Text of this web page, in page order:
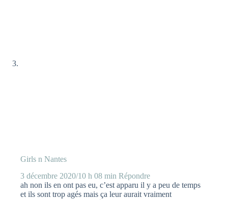
Girls n Nantes
3 décembre 2020/10 h 08 min Répondre
ah non ils en ont pas eu, c’est apparu il y a peu de temps
et ils sont trop agés mais ça leur aurait vraiment